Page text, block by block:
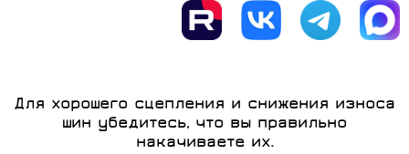
Для хорошего сцепления и снижения износа
шин убедитесь, что вы правильно
накачиваете их.